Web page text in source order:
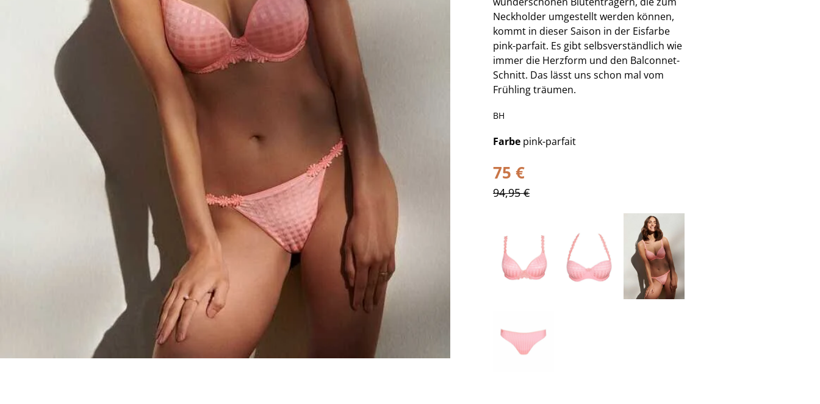
Neckholder umgestellt werden können,
kommt in dieser Saison in der Eisfarbe
pink-parfait. Es gibt selbsverständlich wie
immer die Herzform und den Balconnet-
Schnitt. Das lässt uns schon mal vom
Frühling träumen.
BH
Farbe pink-parfait
75 €
94,95 €